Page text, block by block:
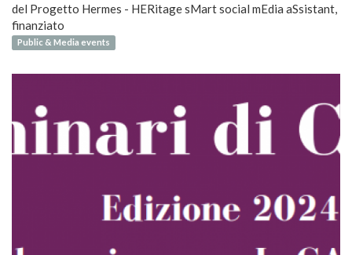
del Progetto Hermes - HERitage sMart social mEdia aSsistant,
finanziato
Public & Media events